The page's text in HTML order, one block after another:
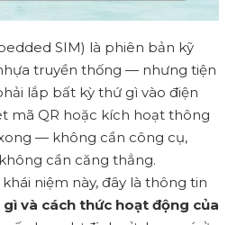
SIM) là phiên bản kỹ
truyền thống — nhưng tiện
lắp bất kỳ thứ gì vào điện
mã QR hoặc kích hoạt thông
— không cần công cụ,
cần căng thẳng.
niệm này, đây là thông tin
gì và cách thức hoạt động của